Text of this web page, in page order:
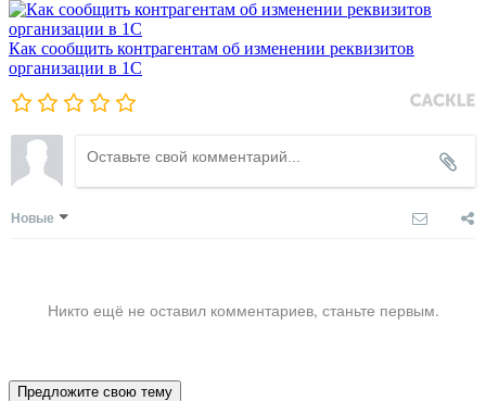
Как сообщить контрагентам об изменении реквизитов
организации в 1C
Новые
Никто ещё не оставил комментариев, станьте первым.
Предложите свою тему